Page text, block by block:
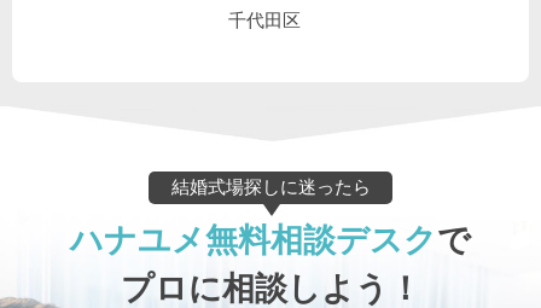
千代田区
結婚式場探しに迷ったら
ハナユメ無料相談デスクで
プロに相談しよう！